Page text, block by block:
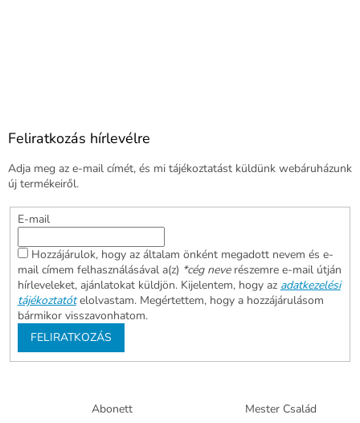
Feliratkozás hírlevélre
Adja meg az e-mail címét, és mi tájékoztatást küldünk webáruházunk
új termékeiről.
E-mail
Hozzájárulok, hogy az általam önként megadott nevem és e-
mail címem felhasználásával a(z) *cég neverészemre e-mail útján
hírleveleket, ajánlatokat küldjön. Kijelentem, hogy az adatkezelési
tájékoztatót elolvastam. Megértettem, hogy a hozzájárulásom
bármikor visszavonhatom.
FELIRATKOZÁS
Abonett
Mester Család